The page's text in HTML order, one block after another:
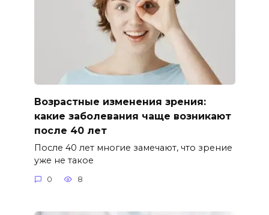
Возрастные изменения зрения:
какие заболевания чаще возникают
после 40 лет
После 40 лет многие замечают, что зрение
уже не такое
0 8